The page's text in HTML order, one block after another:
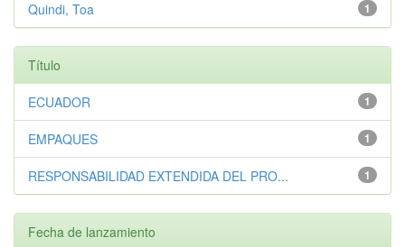
1
Quindi, Toa
Título
1
ECUADOR
1
EMPAQUES
1
RESPONSABILIDAD EXTENDIDA DEL PRO...
Fecha de lanzamiento